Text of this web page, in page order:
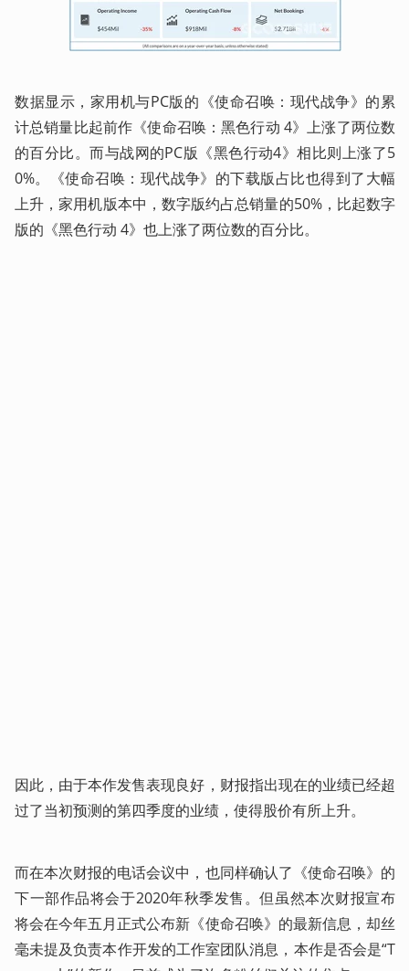
数据显示，家用机与PC版的《使命召唤：现代战争》的累
计总销量比起前作《使命召唤：黑色行动 4》上涨了两位数
的百分比。而与战网的PC版《黑色行动4》相比则上涨了5
0%。《使命召唤：现代战争》的下载版占比也得到了大幅
上升，家用机版本中，数字版约占总销量的50%，比起数字
版的《黑色行动 4》也上涨了两位数的百分比。
因此，由于本作发售表现良好，财报指出现在的业绩已经超
过了当初预测的第四季度的业绩，使得股价有所上升。
而在本次财报的电话会议中，也同样确认了《使命召唤》的
下一部作品将会于2020年秋季发售。但虽然本次财报宣布
将会在今年五月正式公布新《使命召唤》的最新信息，却丝
毫未提及负责本作开发的工作室团队消息，本作是否会是“T